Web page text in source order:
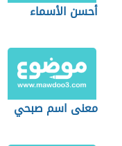
أحسن الأسماء
معنى اسم صبحي